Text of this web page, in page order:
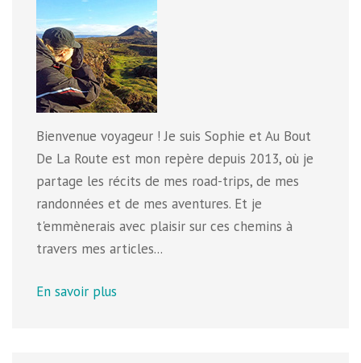
Bienvenue voyageur ! Je suis Sophie et Au Bout
De La Route est mon repère depuis 2013, où je
partage les récits de mes road-trips, de mes
randonnées et de mes aventures. Et je
t'emmènerais avec plaisir sur ces chemins à
travers mes articles...
En savoir plus